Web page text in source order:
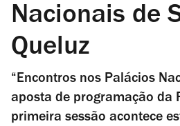
Nacionais de
Queluz
“Encontros nos Palácios
aposta de programação da
primeira sessão acontece